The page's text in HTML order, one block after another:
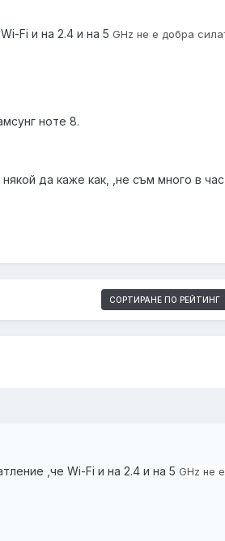
Fi и на 2.4 и на 5 GHz не е добра
ноте 8.
да каже как, ,не съм много в
СОРТИРАНЕ ПО РЕЙТИНГ
,че Wi-Fi и на 2.4 и на 5 GHz не